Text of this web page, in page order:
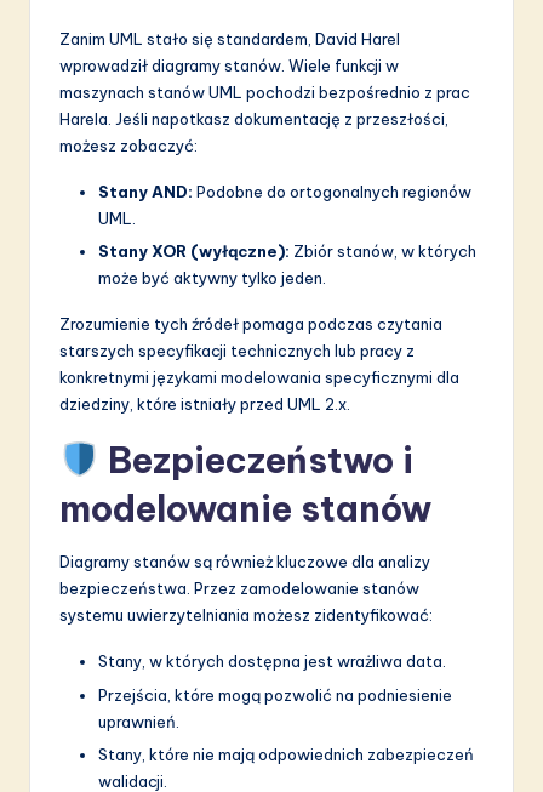
Zanim UML stało się standardem, David Harel
wprowadził diagramy stanów. Wiele funkcji w
maszynach stanów UML pochodzi bezpośrednio z prac
Harela. Jeśli napotkasz dokumentację z przeszłości,
możesz zobaczyć:
Stany AND: Podobne do ortogonalnych regionów
UML.
Stany XOR (wyłączne): Zbiór stanów, w których
może być aktywny tylko jeden.
Zrozumienie tych źródeł pomaga podczas czytania
starszych specyfikacji technicznych lub pracy z
konkretnymi językami modelowania specyficznymi dla
dziedziny, które istniały przed UML 2.x.
Bezpieczeństwo i
modelowanie stanów
Diagramy stanów są również kluczowe dla analizy
bezpieczeństwa. Przez zamodelowanie stanów
systemu uwierzytelniania możesz zidentyfikować:
Stany, w których dostępna jest wrażliwa data.
Przejścia, które mogą pozwolić na podniesienie
uprawnień.
Stany, które nie mają odpowiednich zabezpieczeń
walidacji.